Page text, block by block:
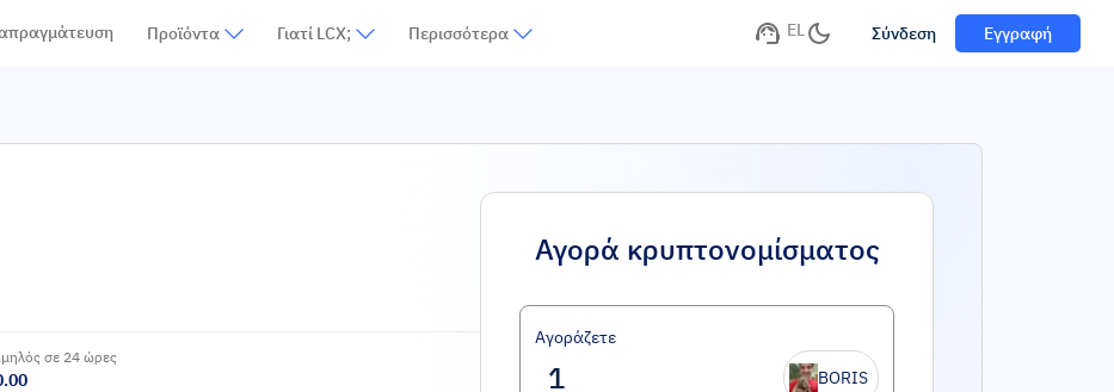
Προϊόντα Γιατί LCX; Περισσότερα EL Σύνδεση Εγγραφή
σε 24 ώρες
Αγορά κρυπτονομίσματος
Αγοράζετε
BORIS